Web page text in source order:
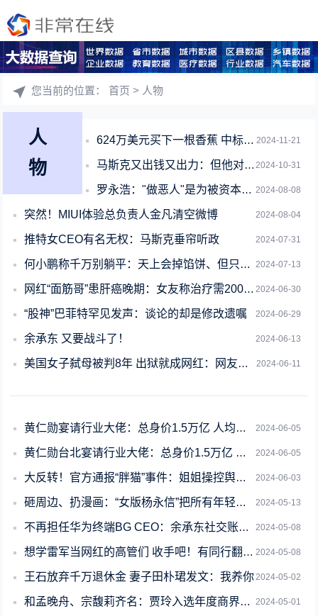
您当前的位置：首页 > 人物
人
物
2024-11-21
624万美元买下一根香蕉 中标者回应了 水果摊老板：只值两块五
2024-10-31
马斯克又出钱又出力：但他对特朗普竞选的最大贡献却在这里！
2024-08-08
罗永浩："做恶人"是为被资本家PUA的年轻人！让感恩很无耻
2024-08-04
突然！MIUI体验总负责人金凡清空微博
2024-07-31
推特女CEO有名无权：马斯克垂帘听政
2024-07-13
何小鹏称千万别躺平：天上会掉馅饼、但只掉给能接住的人
2024-06-30
网红“面筋哥”患肝癌晚期：女友称治疗需200多万 没钱了
2024-06-29
“股神”巴菲特罕见发声：谈论的却是修改遗嘱
2024-06-13
余承东 又要战斗了！
2024-06-11
美国女子弑母被判8年 出狱就成网红：网友纷纷同情支持
2024-06-05
黄仁勋宴请行业大佬：总身价1.5万亿 人均消费不到100元
2024-06-05
黄仁勋台北宴请行业大佬：总身价1.5万亿 人均消费不到100元
2024-06-03
大反转！官方通报“胖猫”事件：姐姐操控舆论 小号曝光女方信息
2024-05-13
砸周边、扔漫画：“女版杨永信”把所有年轻人干红温了
2024-05-08
不再担任华为终端BG CEO：余承东社交账号认证已修改
2024-05-08
想学雷军当网红的高管们 收手吧！有同行翻车了
2024-05-02
王石放弃千万退休金 妻子田朴珺发文：我养你
2024-05-01
和孟晚舟、宗馥莉齐名：贾玲入选年度商界木兰